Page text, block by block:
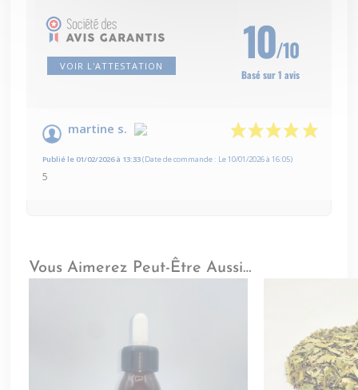
VOIR L'ATTESTATION 10/10
Basé sur 1 avis
martine s.
Publié le 01/02/2026 à 13:33(Date de commande : Le 10/01/2026 à 16:05)
5
Vous Aimerez Peut-Être Aussi…